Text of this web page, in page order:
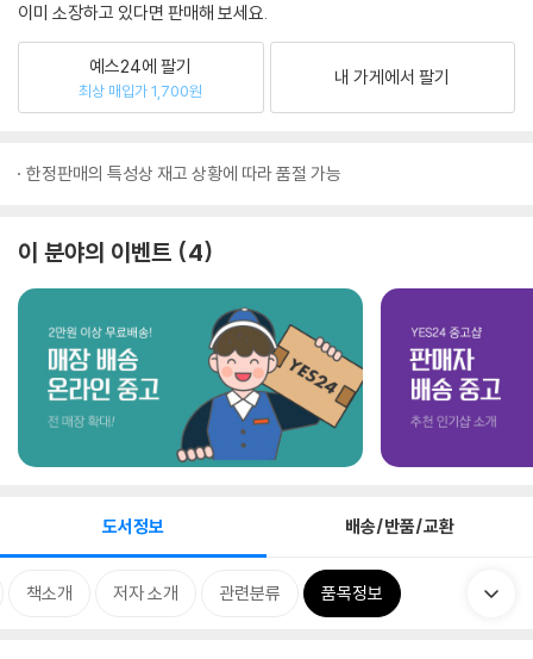
이미 소장하고 있다면 판매해 보세요.
예스24에 팔기
최상 매입가 1,700원
내 가게에서 팔기
한정판매의 특성상 재고 상황에 따라 품절 가능
이 분야의 이벤트 4
도서정보 배송/반품/교환
책소개 저자 소개 관련분류 품목정보